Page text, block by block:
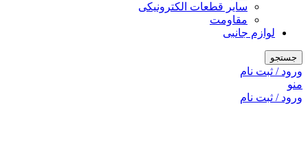
سایر قطعات الکترونیکی
مقاومت
لوازم جانبی
جستجو
ورود / ثبت نام
منو
ورود / ثبت نام